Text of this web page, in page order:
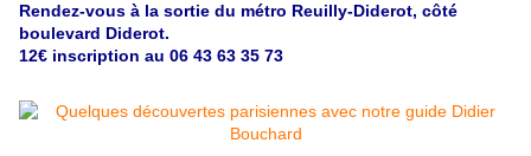
Rendez-vous à la sortie du métro Reuilly-Diderot, côté
boulevard Diderot.
12€ inscription au 06 43 63 35 73